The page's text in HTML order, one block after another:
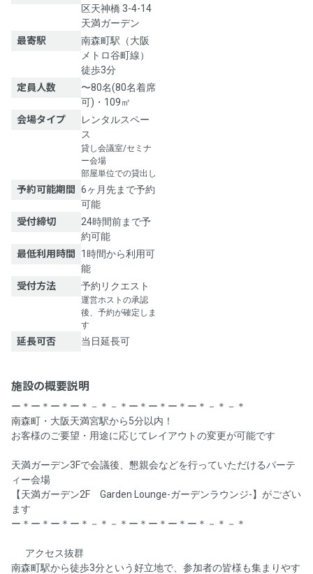
区天神橋 3-4-14
天満ガーデン
最寄駅
南森町駅（大阪
メトロ谷町線）
徒歩3分
定員人数
〜80名(80名着席
可)・109㎡
会場タイプ
レンタルスペー
ス
貸し会議室/セミナ
ー会場
部屋単位での貸出し
予約可能期間
6ヶ月先まで予約
可能
受付締切
24時間前まで予
約可能
最低利用時間
1時間から利用可
能
受付方法
予約リクエスト
運営ホストの承認
後、予約が確定しま
す
延長可否 当日延長可
施設の概要説明
ー＊ー＊ー＊ー＊－＊－＊ー＊ー＊ー＊ー＊－＊－＊
南森町・大阪天満宮駅から5分以内！
お客様のご要望・用途に応じてレイアウトの変更が可能です😌
天満ガーデン3Fで会議後、懇親会などを行っていただけるパーテ
ィー会場
【天満ガーデン2F Garden Lounge-ガーデンラウンジ-】がござい
ます🥂
ー＊ー＊ー＊ー＊－＊－＊ー＊ー＊ー＊ー＊－＊－＊
🚶‍♂️ アクセス抜群 🚶‍♀️
南森町駅から徒歩3分という好立地で、参加者の皆様も集まりやす